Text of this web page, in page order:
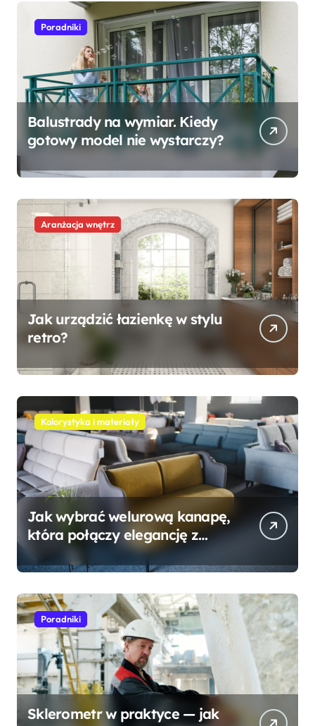
Poradniki
Balustrady na wymiar. Kiedy
gotowy model nie wystarczy?
Aranżacja wnętrz
Jak urządzić łazienkę w stylu
retro?
Kolorystyka i materiały
Jak wybrać welurową kanapę,
która połączy elegancję z
wygodą?
Poradniki
Sklerometr w praktyce — jak